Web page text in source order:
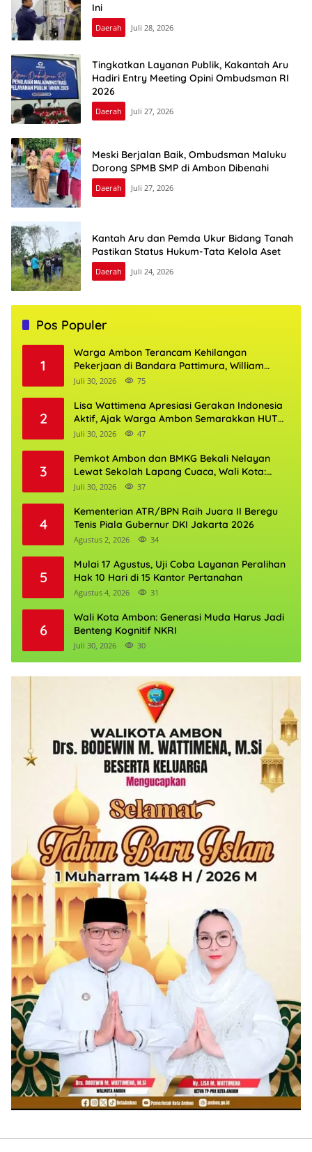
Ini
Daerah Juli 28, 2026
Tingkatkan Layanan Publik, Kakantah Aru
Hadiri Entry Meeting Opini Ombudsman RI
2026
Daerah Juli 27, 2026
Meski Berjalan Baik, Ombudsman Maluku
Dorong SPMB SMP di Ambon Dibenahi
Daerah Juli 27, 2026
Kantah Aru dan Pemda Ukur Bidang Tanah
Pastikan Status Hukum-Tata Kelola Aset
Daerah Juli 24, 2026
Pos Populer
1
Warga Ambon Terancam Kehilangan
Pekerjaan di Bandara Pattimura, William
Mairuhu Desak Maskapai Utamakan Tenaga
Juli 30, 2026 75
2
Lisa Wattimena Apresiasi Gerakan Indonesia
Aktif, Ajak Warga Ambon Semarakkan HUT
RI dan HUT Provinsi Maluku
Juli 30, 2026 47
3
Pemkot Ambon dan BMKG Bekali Nelayan
Lewat Sekolah Lapang Cuaca, Wali Kota:
Keselamatan Harus Jadi Prioritas
Juli 30, 2026 37
4
Kementerian ATR/BPN Raih Juara II Beregu
Tenis Piala Gubernur DKI Jakarta 2026
Agustus 2, 2026 34
5
Mulai 17 Agustus, Uji Coba Layanan Peralihan
Hak 10 Hari di 15 Kantor Pertanahan
Agustus 4, 2026 31
6
Wali Kota Ambon: Generasi Muda Harus Jadi
Benteng Kognitif NKRI
Juli 30, 2026 30